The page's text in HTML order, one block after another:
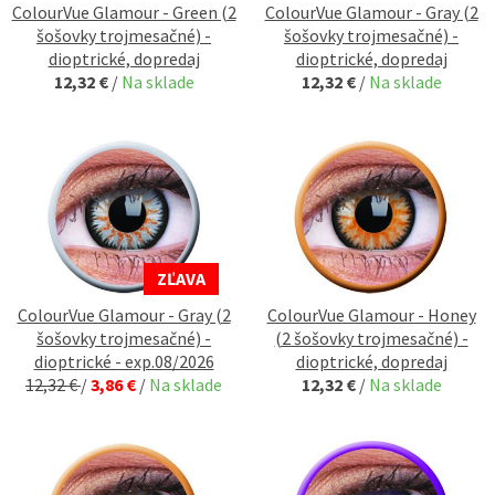
ColourVue Glamour - Green (2
šošovky trojmesačné) -
dioptrické, dopredaj
12,32 € / Na sklade
ColourVue Glamour - Gray (2
šošovky trojmesačné) -
dioptrické, dopredaj
12,32 € / Na sklade
ZĽAVA
ColourVue Glamour - Gray (2
šošovky trojmesačné) -
dioptrické - exp.08/2026
12,32 €/3,86 € / Na sklade
ColourVue Glamour - Honey
(2 šošovky trojmesačné) -
dioptrické, dopredaj
12,32 € / Na sklade